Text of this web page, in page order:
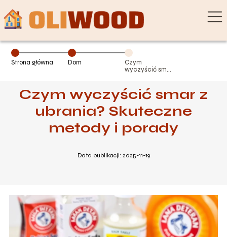
Strona główna Dom
Czym
wyczyścić smar
metody i porady
Czym wyczyścić smar z
ubrania? Skuteczne
metody i porady
Data publikacji: 2025-11-19